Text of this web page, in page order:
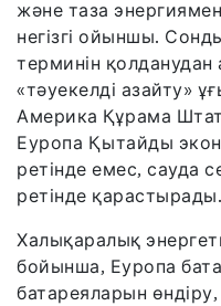
және таза энергиямен
негізгі ойыншы.
терминін
«тәуекелді азайту»
Америка Құрама
Еуропа Қытайды
ретінде емес, сауда
ретінде қарастырады.
Халықаралық
бойынша, Еуропа
батареяларын